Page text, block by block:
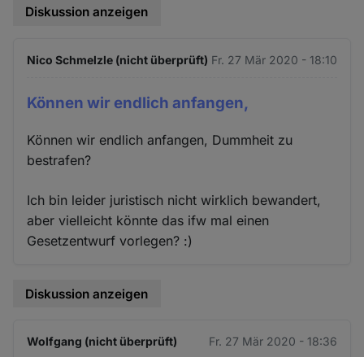
Diskussion anzeigen
Nico Schmelzle (nicht überprüft) Fr. 27 Mär 2020 - 18:10
Können wir endlich anfangen,
Können wir endlich anfangen, Dummheit zu
bestrafen?
Ich bin leider juristisch nicht wirklich bewandert,
aber vielleicht könnte das ifw mal einen
Gesetzentwurf vorlegen? :)
Diskussion anzeigen
Wolfgang (nicht überprüft) Fr. 27 Mär 2020 - 18:36